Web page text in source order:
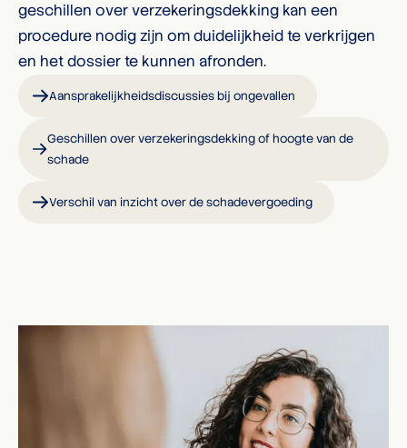
geschillen over verzekeringsdekking kan een
procedure nodig zijn om duidelijkheid te verkrijgen
en het dossier te kunnen afronden.
Aansprakelijkheidsdiscussies bij ongevallen
Geschillen over verzekeringsdekking of hoogte van de
schade
Verschil van inzicht over de schadevergoeding